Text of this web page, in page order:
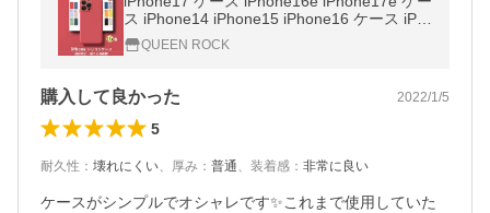
ス iPhone14 iPhone15 iPhone16 ケース iPh
one17 Pro Max Plus Air iPhone12 iPhone13
mini iPhone11 SE3 カバー
QUEEN ROCK
購入して良かった 2022/1/5
5
耐久性 ： 壊れにくい、 厚み ： 普通、 装着感 ： 非常に良い
ケースがシンプルでオシャレです✨これまで使用していた